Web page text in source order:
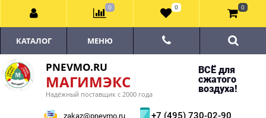
PNEVMO.RU
МАГИМЭКС
Надёжный поставщик с 2000 года
ВСЁ для
сжатого
воздуха!
zakaz@pnevmo.ru +7 (495) 730-02-90
КАТАЛОГ МЕНЮ
0 0 0